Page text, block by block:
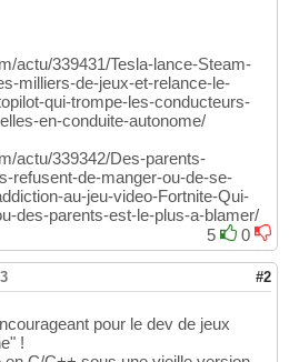
actu/339431/Tesla-lance-Steam-
milliers-de-jeux-et-relance-le-
qui-trompe-les-conducteurs-
en-conduite-autonome/
actu/339342/Des-parents-
refusent-de-manger-ou-de-se-
au-jeu-video-Fortnite-Qui-
des-parents-est-le-plus-a-blamer/
5
0
#2
pour le dev de jeux
!